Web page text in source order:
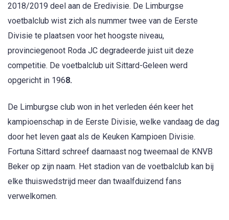
2018/2019 deel aan de Eredivisie. De Limburgse
voetbalclub wist zich als nummer twee van de Eerste
Divisie te plaatsen voor het hoogste niveau,
provinciegenoot Roda JC degradeerde juist uit deze
competitie. De voetbalclub uit Sittard-Geleen werd
opgericht in 1968.
De Limburgse club won in het verleden één keer het
kampioenschap in de Eerste Divisie, welke vandaag de dag
door het leven gaat als de Keuken Kampioen Divisie.
Fortuna Sittard schreef daarnaast nog tweemaal de KNVB
Beker op zijn naam. Het stadion van de voetbalclub kan bij
elke thuiswedstrijd meer dan twaalfduizend fans
verwelkomen.